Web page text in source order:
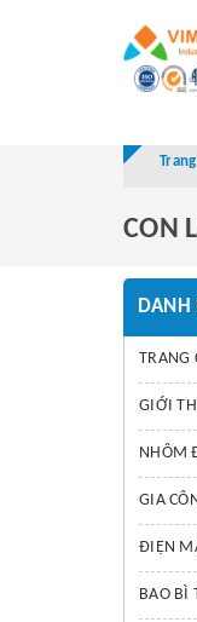
CON
DANH
TRANG
GIỚI
NHÔM
GIA
ĐIỆN
BAO BÌ